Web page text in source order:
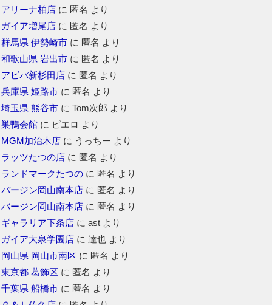
アリーナ柏店 に 匿名 より
ガイア増尾店 に 匿名 より
群馬県 伊勢崎市 に 匿名 より
和歌山県 岩出市 に 匿名 より
アビバ新杉田店 に 匿名 より
兵庫県 姫路市 に 匿名 より
埼玉県 熊谷市 にTom次郎 より
巣鴨会館 に ピエロ より
MGM加治木店 に うっちー より
ラッツたつの店 に 匿名 より
ランドマークたつの に 匿名 より
バージン岡山南本店 に 匿名 より
バージン岡山南本店 に 匿名 より
ギャラリア下条店 にast より
ガイア大泉学園店 に達也 より
岡山県 岡山市南区 に 匿名 より
東京都 葛飾区 に 匿名 より
千葉県 船橋市 に 匿名 より